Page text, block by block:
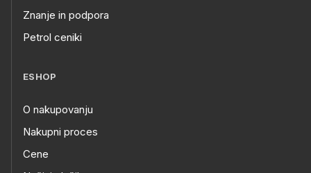
Znanje in podpora
Petrol ceniki
ESHOP
O nakupovanju
Nakupni proces
Cene